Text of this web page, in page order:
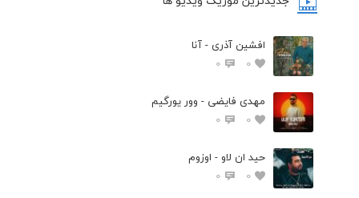
افشین آذری - آنا
0
0
مهدی فایضی - وور یورگیم
0
0
حید ان لاو - اوزوم
0
0